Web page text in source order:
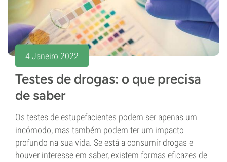
4 Janeiro 2022
Testes de drogas: o que precisa
de saber
Os testes de estupefacientes podem ser apenas um
incómodo, mas também podem ter um impacto
profundo na sua vida. Se está a consumir drogas e
houver interesse em saber, existem formas eficazes de